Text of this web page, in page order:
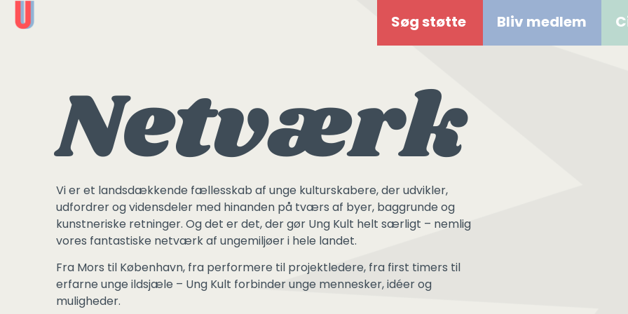
Søg støtte Bliv medlem
Netværk
Vi er et landsdækkende fællesskab af unge kulturskabere, der udvikler,
udfordrer og vidensdeler med hinanden på tværs af byer, baggrunde og
kunstneriske retninger. Og det er det, der gør Ung Kult helt særligt – nemlig
vores fantastiske netværk af ungemiljøer i hele landet.
Fra Mors til København, fra performere til projektledere, fra first timers til
erfarne unge ildsjæle – Ung Kult forbinder unge mennesker, idéer og
muligheder.